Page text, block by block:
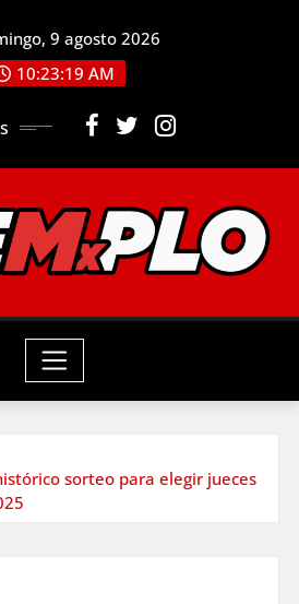
9 agosto 2026
10:23:21 AM
sorteo para elegir jueces